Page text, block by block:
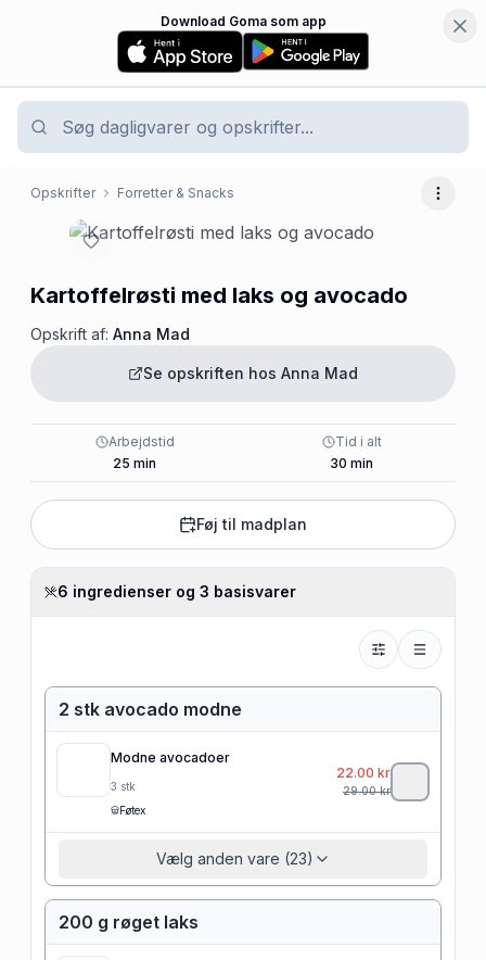
Download Goma som app
Opskrifter Forretter & Snacks Flere
Kartoffelrøsti med laks og avocado
Opskrift af: Anna Mad
Se opskriften hos Anna Mad
Arbejdstid
25 min
Tid i alt
30 min
Føj til madplan
6 ingredienser og 3 basisvarer
2 stk avocado modne
Modne avocadoer
3 stk
Føtex
22.00 kr
29.00kr
Vælg anden vare (23)
200 g røget laks